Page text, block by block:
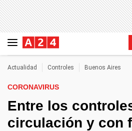
Actualidad Controles Buenos Aires
CORONAVIRUS
Entre los
circulación y con